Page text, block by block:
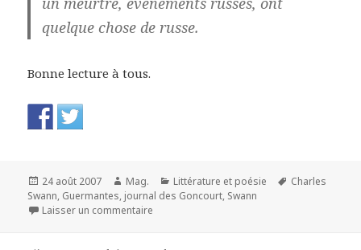
quelque chose de russe.
Bonne lecture à tous.
Publié
le
24 août 2007 Auteur
Mag. Catégories
Littérature et poésie
Mots-
Charles
Swann, Guermantes, journal des Goncourt, Swann
Laisser un commentaire